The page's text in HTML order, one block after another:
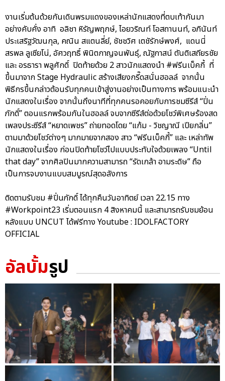
งานเริ่มต้นด้วยกันเดินพรมแดงของเหล่านักแสดงที่ตบเท้ากันมา
อย่างคับคั่ง อาทิ อลิชา หิรัญพฤกษ์, ไอยวริณท์ โอสถานนท์, อภินันท์
ประเสริฐวัฒนกุล, คณิน สแตนลี่ย์, ชัชชวิศ เตชัรักษ์พงศ์, แดนนี่
สรพล ลูเซียโน่, อัศวฤทธิ์ พินิตกาญจนพันธุ์, ณัฐภาสน์ ตันติเสถียรชัย
และ อรธารา พลูศักดิ์ ปิดท้ายด้วย 2 สาวนักแสดงนำ #ฟรีนเบ็คกี้ ที่
ขึ้นมาจาก Stage Hydraulic สร้างเสียงกรี๊ดสนั่นฮอลล์ จากนั้น
พิธีกรขึ้นกล่าวต้อนรับทุกคนเข้าสู่งานอย่างเป็นทางการ พร้อมแนะนำ
นักแสดงในเรื่อง จากนั้นถึงนาทีที่ทุกคนรอคอยกับการชมซีรีส์ “ปิ่น
ภักดิ์” ตอนแรกพร้อมกันในฮอลล์ จบจากซีรีส์ต่อด้วยโชว์พิเศษร้องสด
เพลงประซีรีส์ “หยาดเพชร” ถ่ายทอดโดย “แก้ม - วิชญาณี เปียกลิ่น”
ตามมาด้วยโชว์ต่างๆ มากมายจากสอง สาว “ฟรีนเบ็คกี้” และ เหล่าทัพ
นักแสดงในเรื่อง ก่อนปิดท้ายโชว์ไปแบบประทับใจด้วยเพลง “Until
that day” จากศิลปินมากความสามารถ “รัดเกล้า อามระดิษ” ถือ
เป็นการจบงานแบบสมบูรณ์สุดอลังการ
ติดตามรับชม #ปิ่นภักดิ์ ได้ทุกคืนวันอาทิตย์ เวลา 22.15 ทาง
#Workpoint23 เริ่มตอนแรก 4 สิงหาคมนี้ และสามารถรับชมย้อน
หลังแบบ UNCUT ได้ฟรีทาง Youtube : IDOLFACTORY
OFFICIAL
อัลบั้มรูป